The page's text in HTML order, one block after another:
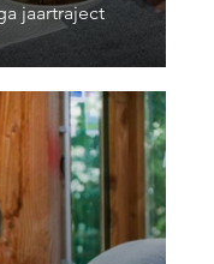
jaartraject